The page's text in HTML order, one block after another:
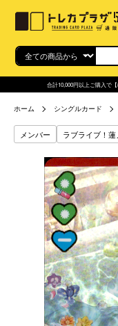
合計10,000円以上ご購入で
ホーム シングルカード
メンバー ラブライブ！